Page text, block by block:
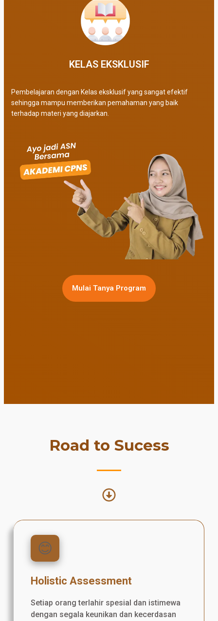
KELAS EKSKLUSIF​
Pembelajaran dengan Kelas eksklusif yang sangat efektif
sehingga mampu memberikan pemahaman yang baik
terhadap materi yang diajarkan.
Mulai Tanya Program
Road to Sucess
😊
Holistic Assessment
Setiap orang terlahir spesial dan istimewa
dengan segala keunikan dan kecerdasan